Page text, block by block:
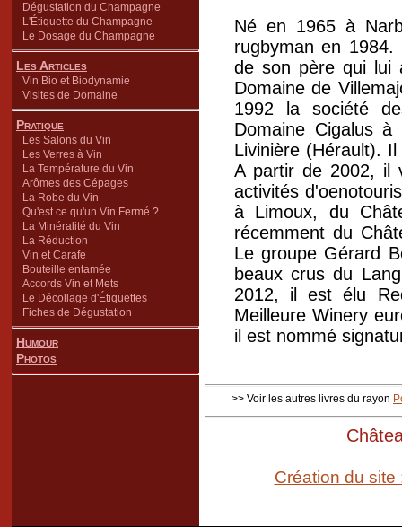
Dégustation du Champagne
L'Étiquette du Champagne
Le Dosage du Champagne
Les Articles
Vin Bio et Biodynamie
Visites de Domaine
Pratique
Les Salons du Vin
Les Verres à Vin
La Température du Vin
Arômes des Cépages
La Robe du Vin
Qu'est ce qu'un Vin Fermé ?
La Minéralité du Vin
La Réduction
Vin et Carafe
Bouteille entamée
Accords Vin et Mets
Le Décollage d'Étiquettes
Fiches de Dégustation
Humour
Photos
Né en 1965 à
rugbyman en
de son père qui lui
Domaine de
1992 la société
Domaine Cigalus
Livinière (Hérault).
A partir de 2002, il
activités
à Limoux, du
récemment du
Le groupe Gérard
beaux crus du
2012, il est élu
Meilleure Winery
il est nommé
>> Voir les autres livres du rayon
Création du site